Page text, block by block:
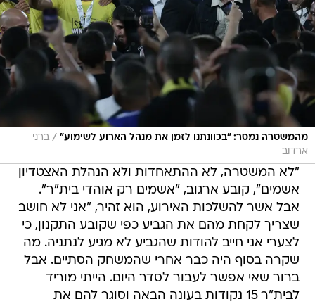
מהמשטרה נמסר: "בכוונתנו לזמן את מנהל הארוע לשימוע" / ברני
ארדוב
"לא המשטרה, לא ההתאחדות ולא הנהלת האצטדיון
אשמים", קובע ארגוב, "אשמים רק אוהדי בית"ר".
אבל אשר להשלכות האירוע, הוא זהיר, "אני לא חושב
שצריך לקחת מהם את הגביע כפי שקובע התקנון, כי
לצערי אני חייב להודות שהגביע לא מגיע לנתניה. מה
שקרה בסוף היה כבר אחרי שהמשחק הסתיים. אבל
ברור שאי אפשר לעבור לסדר היום. הייתי מוריד
לבית"ר 15 נקודות בעונה הבאה וסוגר להם את